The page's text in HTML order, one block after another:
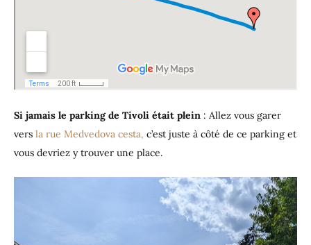
Si jamais le parking de Tivoli était plein : Allez vous garer
vers la rue Medvedova cesta, c’est juste à côté de ce parking et
vous devriez y trouver une place.